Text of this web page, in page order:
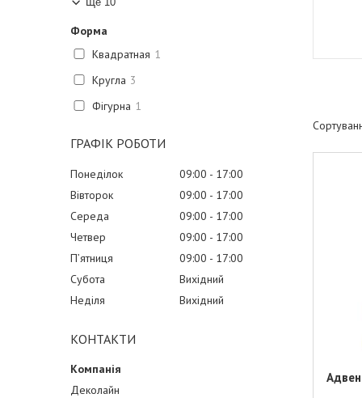
Форма
Квадратная 1
Кругла 3
Фігурна 1
ГРАФІК РОБОТИ
Понеділок 09:00
17:00
Вівторок
09:00
17:00
Середа
09:00
17:00
Четвер
09:00
17:00
Пʼятниця
09:00
17:00
Субота
Вихідний
Неділя
Вихідний
КОНТАКТИ
Деколайн